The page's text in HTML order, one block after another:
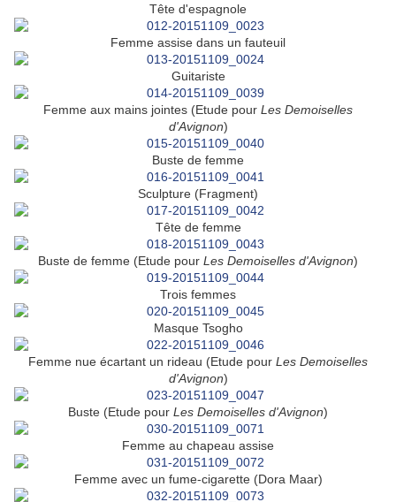
Tête d'espagnole
Femme assise dans un fauteuil
Guitariste
Femme aux mains jointes (Etude pour Les Demoiselles
d'Avignon)
Buste de femme
Sculpture (Fragment)
Tête de femme
Buste de femme (Etude pour Les Demoiselles d'Avignon)
Trois femmes
Masque Tsogho
Femme nue écartant un rideau (Etude pour Les Demoiselles
d'Avignon)
Buste (Etude pour Les Demoiselles d'Avignon)
Femme au chapeau assise
Femme avec un fume-cigarette (Dora Maar)